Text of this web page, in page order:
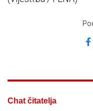
Chat čitatelja